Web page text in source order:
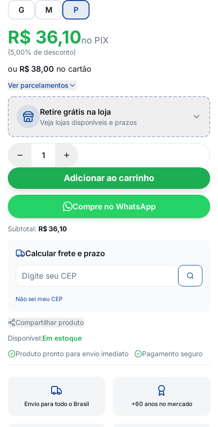
G M P
R$ 36,10no PIX
(5,00% de desconto)
ou R$ 38,00 no cartão
Ver parcelamentos
Retire grátis na loja
Veja lojas disponíveis e prazos
Adicionar ao carrinho
Compre no WhatsApp
Subtotal: R$36,10
Calcular frete e prazo
Não sei meu CEP
Compartilhar produto
Disponível:Em estoque
Produto pronto para envio imediato
Pagamento seguro
Envio para todo o Brasil +60 anos no mercado